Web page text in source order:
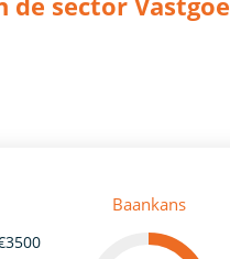
Baankans